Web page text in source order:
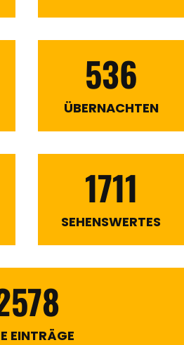
536
ÜBERNACHTEN
1711
SEHENSWERTES
EINTRÄGE